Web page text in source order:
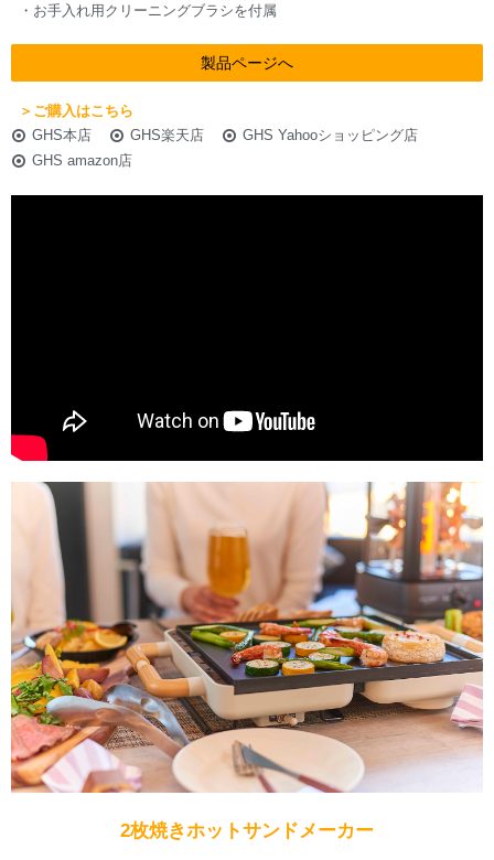
・お手入れ用クリーニングブラシを付属
製品ページへ
＞ご購入はこちら
GHS本店
GHS楽天店
GHS Yahooショッピング店
GHS amazon店
2枚焼きホットサンドメーカー